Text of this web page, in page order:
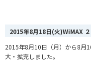
2015年8月18日(火)WiMAX ２
2015年8月10日（月）から8月
大・拡充しました。